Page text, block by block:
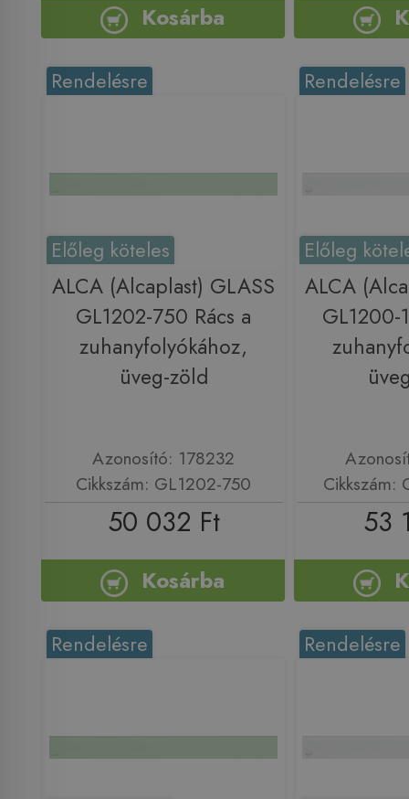
Kosárba
Rendelésre
Előleg köteles
ALCA (Alcaplast) GLASS
GL1202-750 Rács a
zuhanyfolyókához,
üveg-zöld
Azonosító: 178232
Cikkszám: GL1202-750
50 032 Ft
Kosárba
Rendelésre
Előleg
ALCA
GL1200-
Cikkszám:
53
Rendelésre Rendelésre